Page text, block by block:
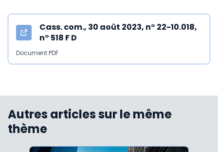
Cass. com., 30 août 2023, n° 22-10.018,
n° 518 F D
Document PDF
Autres articles sur le même
thème